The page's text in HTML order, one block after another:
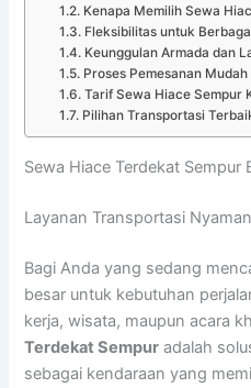
Kenapa Memilih Sewa
Fleksibilitas untuk
Keunggulan Armada dan
Proses Pemesanan
Tarif Sewa Hiace Sempur
Pilihan Transportasi
Sewa Hiace Terdekat
Layanan Transportasi
Bagi Anda yang sedang
besar untuk kebutuhan
kerja, wisata, maupun acara
Terdekat Sempur adalah
sebagai kendaraan yang